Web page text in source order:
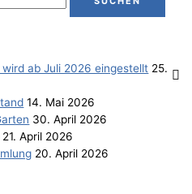
ab Juli 2026 eingestellt 25.
14. Mai 2026
30. April 2026
21. April 2026
20. April 2026